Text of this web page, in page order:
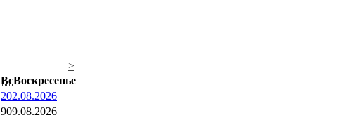
>
ВсВоскресенье
202.08.2026
909.08.2026